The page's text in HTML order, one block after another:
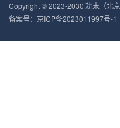
Copyright © 2023-2030 耕末（北
备案号： 京ICP备2023011997号-1